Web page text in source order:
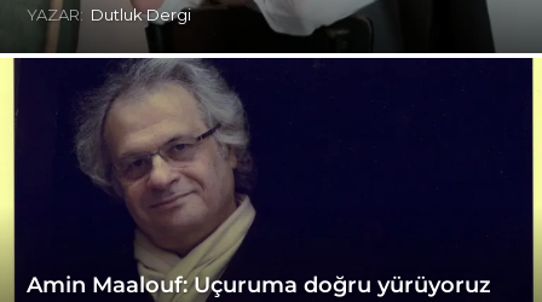
YAZAR: Dutluk Dergi
Amin Maalouf: Uçuruma doğru yürüyoruz